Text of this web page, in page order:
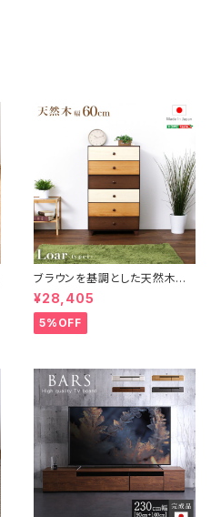
ブラウンを基調とした天然木ハ
イチェスト 6段 幅60cm Loar
シリーズ 日本製・完成品｜Loar
-ロア- type1 SH-08-LR60
¥28,405
5%OFF